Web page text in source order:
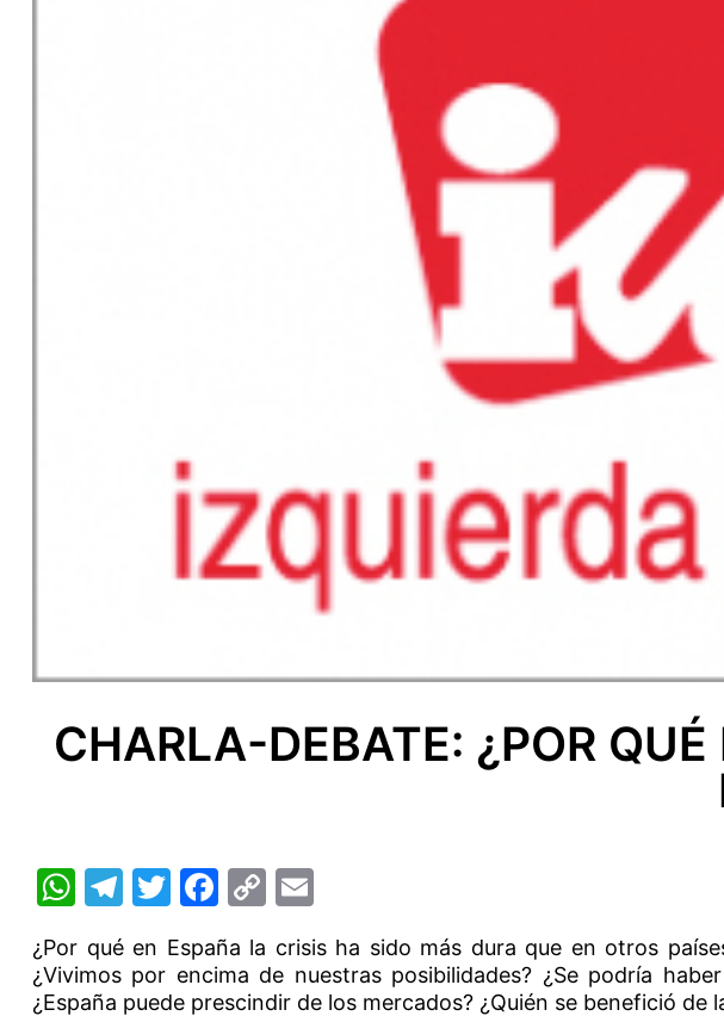
CHARLA-DEBATE: ¿POR
WhatsApp
Telegram
Twitter
Facebook
Copy
¿Por qué en España la crisis ha sido más dura que en otros
¿Vivimos por encima de nuestras posibilidades? ¿Se podría
¿España puede prescindir de los mercados? ¿Quién se benefició de